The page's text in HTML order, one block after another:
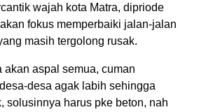
wajah kota Matra, dipriode
fokus memperbaiki jalan-jalan
masih tergolong rusak.
akan aspal semua, cuman
desa agak labih sehingga
solusinnya harus pke beton, nah